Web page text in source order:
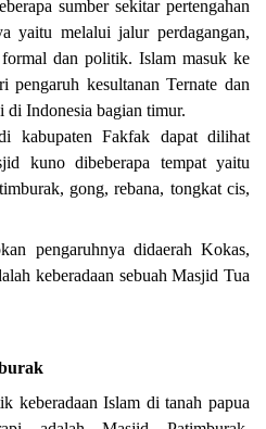
sumber sekitar pertengahan
yaitu melalui jalur perdagangan,
dan politik. Islam masuk ke
kesultanan Ternate dan
di Indonesia bagian timur.
kabupaten Fakfak dapat dilihat
kuno dibeberapa tempat yaitu
gong, rebana, tongkat cis,
pengaruhnya didaerah Kokas,
keberadaan sebuah Masjid Tua
keberadaan Islam di tanah papua